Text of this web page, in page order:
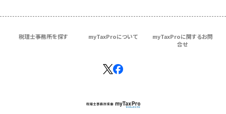
税理士事務所を探す myTaxProについて
myTaxProに関するお問
合せ